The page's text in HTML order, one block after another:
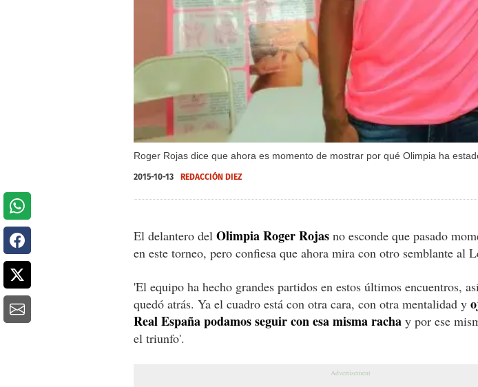
Roger Rojas dice que ahora es momento de mostrar por qué Olimpia ha
2015-10-13 REDACCIÓN DIEZ
El delantero del Olimpia Roger Rojas no esconde que pasado
en este torneo, pero confiesa que ahora mira con otro semblante al
'El equipo ha hecho grandes partidos en estos últimos encuentros,
quedó atrás. Ya el cuadro está con otra cara, con otra mentalidad y
Real España podamos seguir con esa misma racha y por ese
el triunfo'.